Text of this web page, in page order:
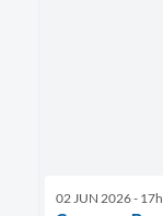
02 JUN 2026 -